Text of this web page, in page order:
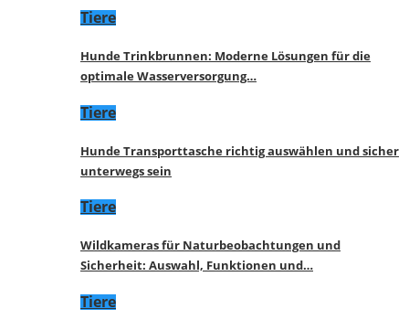
Tiere
Hunde Trinkbrunnen: Moderne Lösungen für die
optimale Wasserversorgung…
Tiere
Hunde Transporttasche richtig auswählen und sicher
unterwegs sein
Tiere
Wildkameras für Naturbeobachtungen und
Sicherheit: Auswahl, Funktionen und…
Tiere